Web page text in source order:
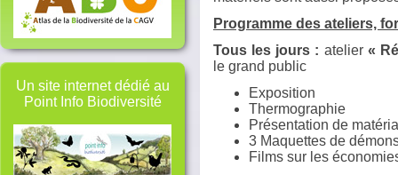
Un site internet dédié au
Point Info Biodiversité
Programme des ateliers,
Tous les jours : atelier «
le grand public
Exposition
Thermographie
Présentation de
3 Maquettes de
Films sur les